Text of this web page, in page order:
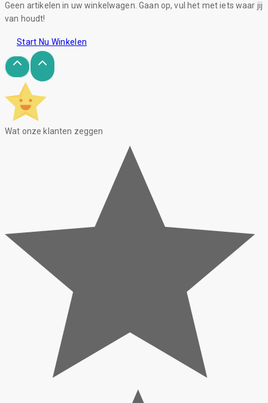
Geen artikelen in uw winkelwagen. Gaan op, vul het met iets waar jij
van houdt!
Start Nu Winkelen
Wat onze klanten zeggen